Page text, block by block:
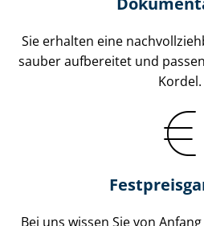
Sie erhalten eine
sauber aufbereitet und
Kordel.
Bei uns wissen Sie von